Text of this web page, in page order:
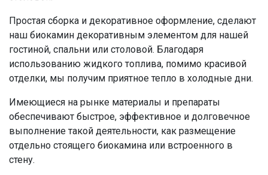
Простая сборка и декоративное оформление, сделают
наш биокамин декоративным элементом для нашей
гостиной, спальни или столовой. Благодаря
использованию жидкого топлива, помимо красивой
отделки, мы получим приятное тепло в холодные дни.
Имеющиеся на рынке материалы и препараты
обеспечивают быстрое, эффективное и долговечное
выполнение такой деятельности, как размещение
отдельно стоящего биокамина или встроенного в
стену.